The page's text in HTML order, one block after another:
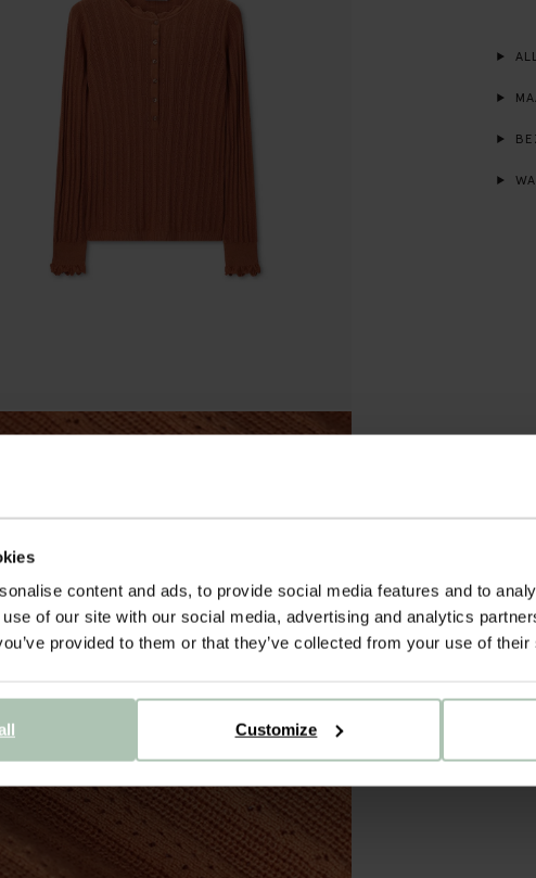
content and ads, to provide social media features and to
of our site with our social media, advertising and analytics
provided to them or that they’ve collected from your use of
Customize